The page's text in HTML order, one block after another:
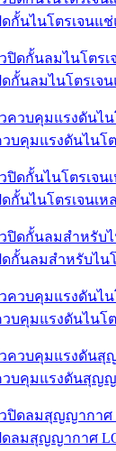
ดกั้นไนโตรเจนแ
กั้นลมไนโตรเจ
วบคุมแรงดันไนโ
กั้นไนโตรเจนเ
ดกั้นลมสำหรับไน
วบคุมแรงดันไนโ
วบคุมแรงดันสุญ
ดลมสุญญากาศ